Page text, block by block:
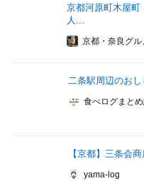
京都河原町木屋町
人...
京都・奈良グル
二条駅周辺のお
食べログまと
【京都】三条会
yama-log